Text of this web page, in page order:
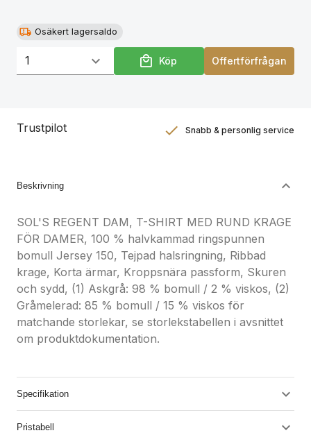
Osäkert lagersaldo
Köp Offertförfrågan
Trustpilot Snabb & personlig service
Beskrivning
SOL'S REGENT DAM, T-SHIRT MED RUND KRAGE
FÖR DAMER, 100 % halvkammad ringspunnen
bomull Jersey 150, Tejpad halsringning, Ribbad
krage, Korta ärmar, Kroppsnära passform, Skuren
och sydd, (1) Askgrå: 98 % bomull / 2 % viskos, (2)
Gråmelerad: 85 % bomull / 15 % viskos för
matchande storlekar, se storlekstabellen i avsnittet
om produktdokumentation.
Specifikation
Pristabell